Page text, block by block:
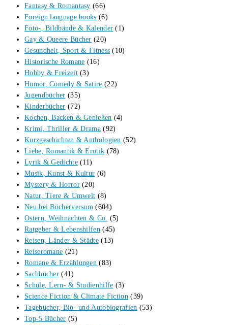
Fantasy & Romantasy (66)
Foreign language books (6)
Foto-, Bildbände & Kalender (1)
Gay & Queere Bücher (20)
Gesundheit, Sport & Fitness (10)
Historische Romane (16)
Hobby & Freizeit (3)
Humor, Comedy & Satire (22)
Jugendbücher (35)
Kinderbücher (72)
Kochen, Backen & Genießen (4)
Krimi, Thriller & Drama (92)
Kurzgeschichten & Anthologien (52)
Liebe, Romantik & Erotik (78)
Lyrik & Gedichte (11)
Musik, Kunst & Kultur (6)
Mystery & Horror (20)
Natur, Tiere & Umwelt (8)
Neu bei Bücherversum (604)
Ostern, Weihnachten & Co. (5)
Ratgeber & Lebenshilfen (45)
Reisen, Länder & Städte (13)
Reiseromane (21)
Romane & Erzählungen (83)
Sachbücher (41)
Schule, Lern- & Studienhilfe (3)
Science Fiction & Climate Fiction (39)
Tagebücher, Bio- und Autobiografien (53)
Top-5 Bücher (5)